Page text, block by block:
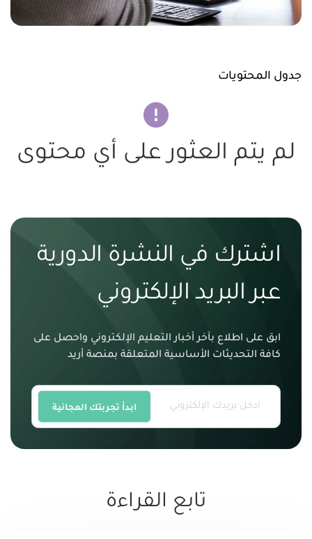
جدول المحتويات
لم يتم العثور على أي محتوى
اشترك في النشرة الدورية
عبر البريد الإلكتروني
ابق على اطلاع بآخر أخبار التعليم الإلكتروني واحصل على
كافة التحديثات الأساسية المتعلقة بمنصة أريد
ابدأ تجربتك المجانية
تابع القراءة